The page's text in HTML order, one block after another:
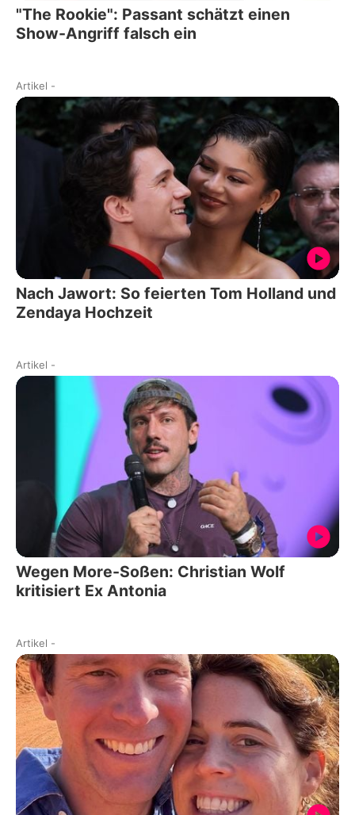
"The Rookie": Passant schätzt einen
Show-Angriff falsch ein
Artikel -
Nach Jawort: So feierten Tom Holland und
Zendaya Hochzeit
Artikel -
Wegen More-Soßen: Christian Wolf
kritisiert Ex Antonia
Artikel -